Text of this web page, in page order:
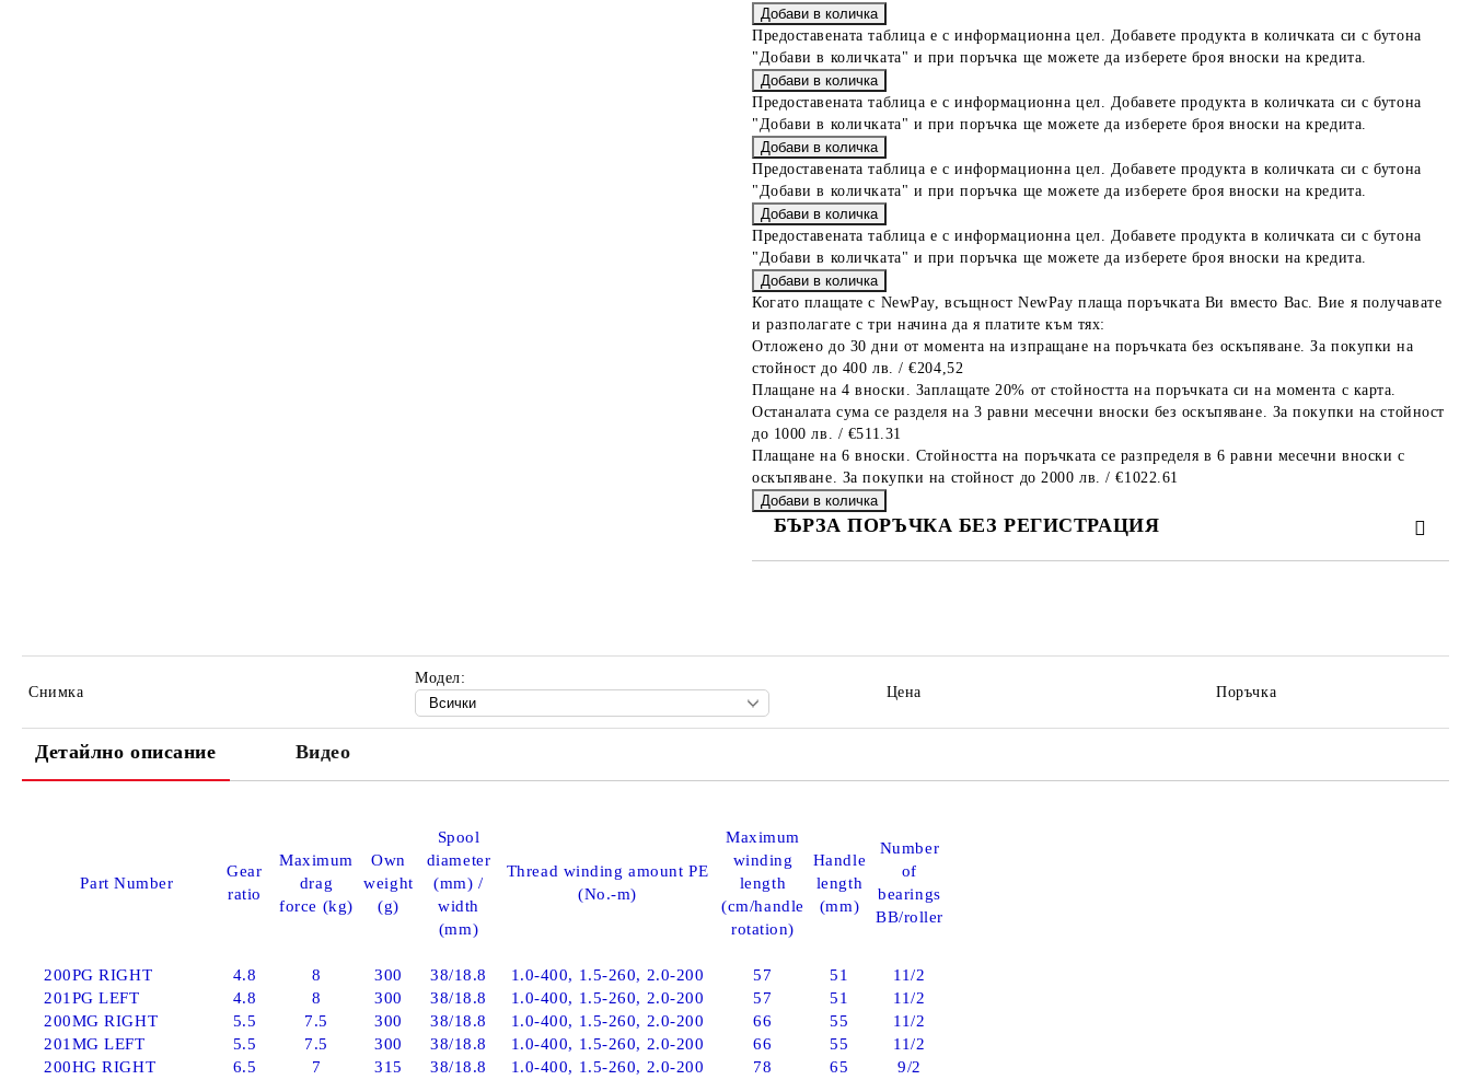
Предоставената таблица е с информационна цел. Добавете продукта в количката си с бутона
"Добави в количката" и при поръчка ще можете да изберете броя вноски на кредита.
Предоставената таблица е с информационна цел. Добавете продукта в количката си с бутона
"Добави в количката" и при поръчка ще можете да изберете броя вноски на кредита.
Предоставената таблица е с информационна цел. Добавете продукта в количката си с бутона
"Добави в количката" и при поръчка ще можете да изберете броя вноски на кредита.
Предоставената таблица е с информационна цел. Добавете продукта в количката си с бутона
"Добави в количката" и при поръчка ще можете да изберете броя вноски на кредита.
Когато плащате с NewPay, всъщност NewPay плаща поръчката Ви вместо Вас. Вие я получавате
и разполагате с три начина да я платите към тях:
Отложено до 30 дни от момента на изпращане на поръчката без оскъпяване. За покупки на
стойност до 400 лв. / €204,52
Плащане на 4 вноски. Заплащате 20% от стойността на поръчката си на момента с карта.
Останалата сума се разделя на 3 равни месечни вноски без оскъпяване. За покупки на стойност
до 1000 лв. / €511.31
Плащане на 6 вноски. Стойността на поръчката се разпределя в 6 равни месечни вноски с
оскъпяване. За покупки на стойност до 2000 лв. / €1022.61
БЪРЗА ПОРЪЧКА БЕЗ РЕГИСТРАЦИЯ
Снимка
Модел:
Цена
Поръчка
Детайлно описание Видео
Part Number
Gear
ratio
Maximum
drag
force (kg)
Own
weight
(g)
Spool
diameter
(mm) /
width
(mm)
Thread winding amount PE
(No.-m)
Maximum
winding
length
(cm/handle
rotation)
Handle
length
(mm)
Number
of
bearings
BB/roller
200PG RIGHT 4.8 8 300 38/18.8 1.0-400, 1.5-260, 2.0-200 57 51
11/2
201PG LEFT
4.8 8 300 38/18.8 1.0-400, 1.5-260, 2.0-200 57 51
11/2
200MG RIGHT
5.5 7.5 300 38/18.8 1.0-400, 1.5-260, 2.0-200 66 55
11/2
201MG LEFT
5.5 7.5 300 38/18.8 1.0-400, 1.5-260, 2.0-200 66 55
11/2
200HG RIGHT
6.5 7 315 38/18.8 1.0-400, 1.5-260, 2.0-200 78 65
9/2